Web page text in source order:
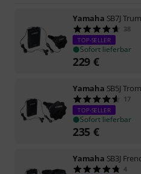
Yamaha SB7J
38
TOP-SELLER
Sofort lieferbar
229 €
Yamaha SB5J
17
TOP-SELLER
Sofort lieferbar
235 €
Yamaha SB3J
4